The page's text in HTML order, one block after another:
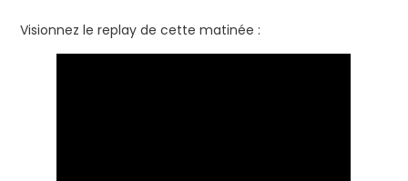
Visionnez le replay de cette matinée :